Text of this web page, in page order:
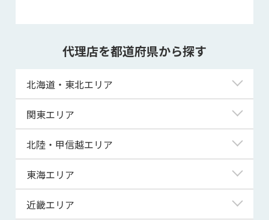
代理店を都道府県から探す
北海道・東北エリア
北海道
青森県
宮城県
関東エリア
東京都
神奈川県
埼玉県
北陸・甲信越エリア
新潟県
富山県
東海エリア
岐阜県
近畿エリア